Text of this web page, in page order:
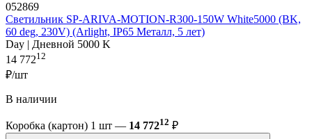
052869
Светильник SP-ARIVA-MOTION-R300-150W White5000 (BK,
60 deg, 230V) (Arlight, IP65 Металл, 5 лет)
Day | Дневной 5000 K
14 77212
₽/шт
В наличии
Коробка (картон) 1 шт — 14 77212 ₽